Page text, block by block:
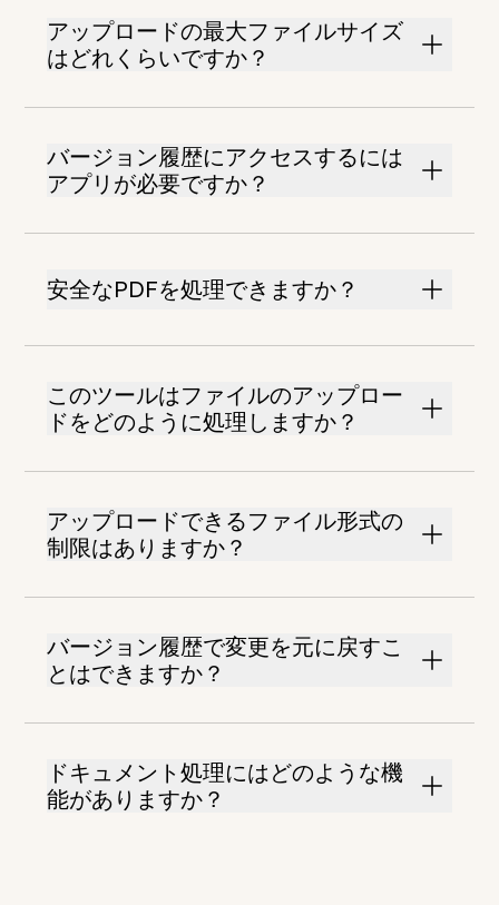
アップロードの最大ファイルサイズ
はどれくらいですか？
バージョン履歴にアクセスするには
アプリが必要ですか？
安全なPDFを処理できますか？
このツールはファイルのアップロー
ドをどのように処理しますか？
アップロードできるファイル形式の
制限はありますか？
バージョン履歴で変更を元に戻すこ
とはできますか？
ドキュメント処理にはどのような機
能がありますか？